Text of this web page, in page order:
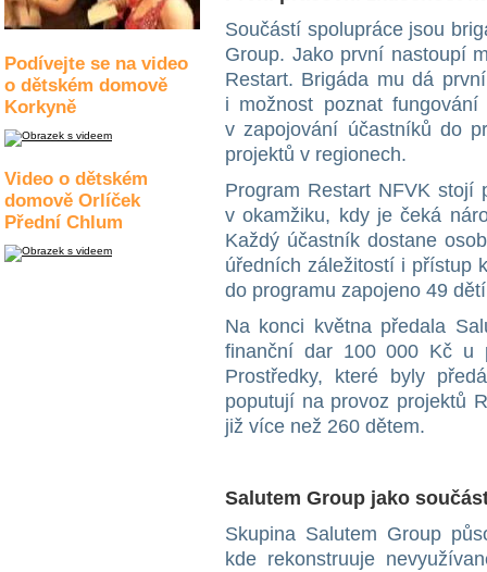
Podívejte se na video
o dětském domově
Korkyně
Video o dětském
domově Orlíček
Přední Chlum
Součástí spolupráce jsou
Group. Jako první nastoupí
Restart. Brigáda mu dá
i možnost poznat
v zapojování účastníků do
projektů v regionech.
Program Restart NFVK stojí
v okamžiku, kdy je čeká
Každý účastník dostane
úředních záležitostí i přístup
do programu zapojeno 49
Na konci května předala
finanční dar 100 000 Kč u
Prostředky, které byly
poputují na provoz projektů
již více než 260 dětem.
Salutem Group jako
Skupina Salutem Group
kde rekonstruuje